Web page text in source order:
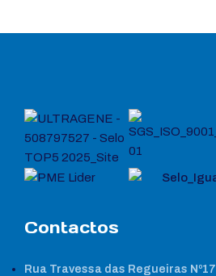
Contactos
Rua Travessa das Regueiras Nº17